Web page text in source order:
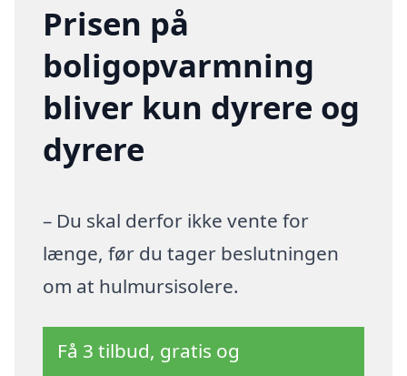
Prisen på
boligopvarmning
bliver kun dyrere og
dyrere
– Du skal derfor ikke vente for
længe, før du tager beslutningen
om at hulmursisolere.
Få 3 tilbud, gratis og